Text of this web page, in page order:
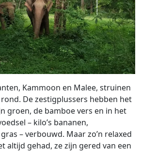
Kammoon en Malee, struinen
De zestigplussers hebben het
groen, de bamboe vers en in het
– kilo’s bananen,
– verbouwd. Maar zo’n relaxed
altijd gehad, ze zijn gered van een